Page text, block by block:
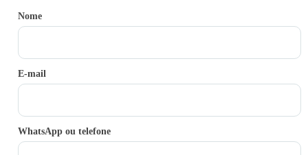
Nome
E-mail
WhatsApp ou telefone